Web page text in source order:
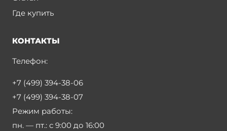
Где купить
КОНТАКТЫ
Телефон:
+7 (499) 394-38-06
+7 (499) 394-38-07
Режим работы:
пн. — пт.: с 9:00 до 16:00